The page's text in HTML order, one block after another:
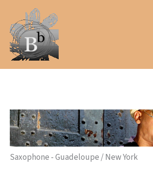
contenu
Saxophone - Guadeloupe / New York